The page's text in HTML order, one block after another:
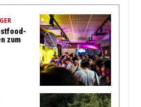
zum